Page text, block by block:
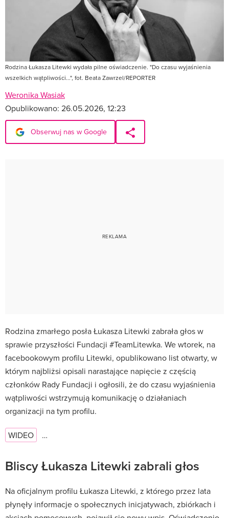
Rodzina Łukasza Litewki wydała pilne oświadczenie. "Do czasu wyjaśnienia
wszelkich wątpliwości...", fot. Beata Zawrzel/REPORTER
Weronika Wasiak
Opublikowano: 26.05.2026, 12:23
Obserwuj nas w Google
Rodzina zmarłego posła Łukasza Litewki zabrała głos w
sprawie przyszłości Fundacji #TeamLitewka. We wtorek, na
facebookowym profilu Litewki, opublikowano list otwarty, w
którym najbliżsi opisali narastające napięcie z częścią
członków Rady Fundacji i ogłosili, że do czasu wyjaśnienia
wątpliwości wstrzymują komunikację o działaniach
organizacji na tym profilu.
WIDEO …
Bliscy Łukasza Litewki zabrali głos
Na oficjalnym profilu Łukasza Litewki, z którego przez lata
płynęły informacje o społecznych inicjatywach, zbiórkach i